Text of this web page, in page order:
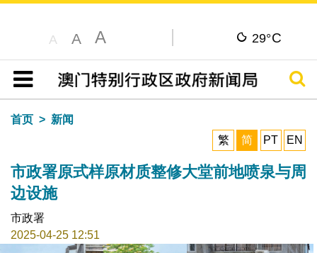
A A A 29°C
目录
搜寻
首页
新闻
繁
简 PT EN
市政署原式样原材质整修大堂前地喷泉与周
边设施
市政署
2025-04-25 12:51